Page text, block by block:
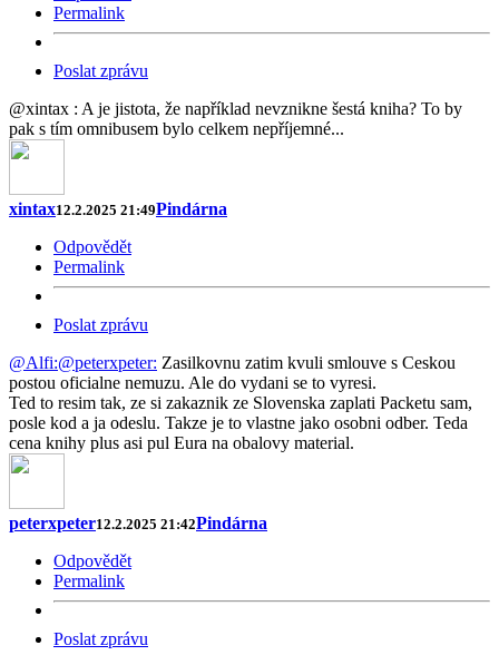
Permalink
Poslat zprávu
@xintax : A je jistota, že například nevznikne šestá kniha? To by
pak s tím omnibusem bylo celkem nepříjemné...
xintax12.2.2025 21:49Pindárna
Odpovědět
Permalink
Poslat zprávu
@Alfi:@peterxpeter: Zasilkovnu zatim kvuli smlouve s Ceskou
postou oficialne nemuzu. Ale do vydani se to vyresi.
Ted to resim tak, ze si zakaznik ze Slovenska zaplati Packetu sam,
posle kod a ja odeslu. Takze je to vlastne jako osobni odber. Teda
cena knihy plus asi pul Eura na obalovy material.
peterxpeter12.2.2025 21:42Pindárna
Odpovědět
Permalink
Poslat zprávu